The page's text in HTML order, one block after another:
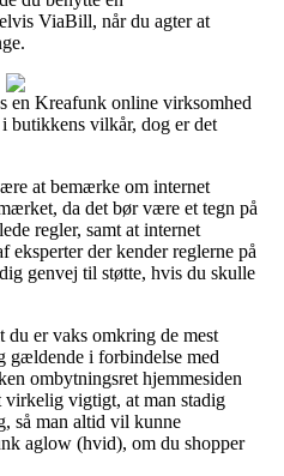
ViaBill, når du agter at
en Kreafunk online virksomhed
butikkens vilkår, dog er det
at bemærke om internet
da det bør være et tegn på
regler, samt at internet
eksperter der kender reglerne på
genvej til støtte, hvis du skulle
er vaks omkring de mest
gældende i forbindelse med
ombytningsret hjemmesiden
virkelig vigtigt, at man stadig
så man altid vil kunne
aglow (hvid), om du shopper